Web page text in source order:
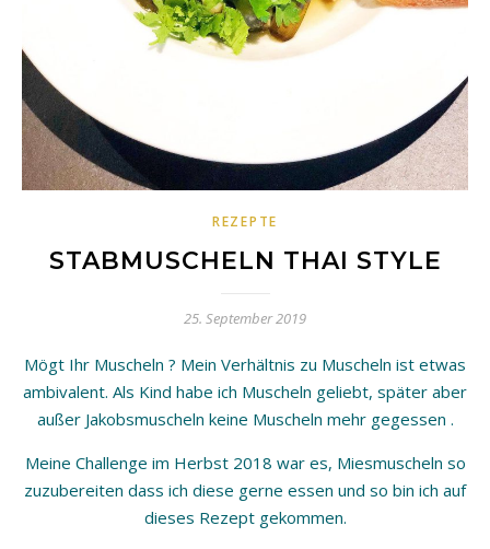
REZEPTE
STABMUSCHELN THAI STYLE
25. September 2019
Mögt Ihr Muscheln ? Mein Verhältnis zu Muscheln ist etwas
ambivalent. Als Kind habe ich Muscheln geliebt, später aber
außer Jakobsmuscheln keine Muscheln mehr gegessen .
Meine Challenge im Herbst 2018 war es, Miesmuscheln so
zuzubereiten dass ich diese gerne essen und so bin ich auf
dieses Rezept gekommen.